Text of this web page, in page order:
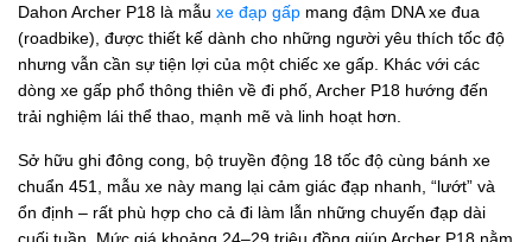
Dahon Archer P18 là mẫu xe đạp gấp mang đậm DNA xe đua
(roadbike), được thiết kế dành cho những người yêu thích tốc độ
nhưng vẫn cần sự tiện lợi của một chiếc xe gấp. Khác với các
dòng xe gấp phổ thông thiên về đi phố, Archer P18 hướng đến
trải nghiệm lái thể thao, mạnh mẽ và linh hoạt hơn.
Sở hữu ghi đông cong, bộ truyền động 18 tốc độ cùng bánh xe
chuẩn 451, mẫu xe này mang lại cảm giác đạp nhanh, “lướt” và
ổn định – rất phù hợp cho cả đi làm lẫn những chuyến đạp dài
cuối tuần. Mức giá khoảng 24–29 triệu đồng giúp Archer P18 nằm